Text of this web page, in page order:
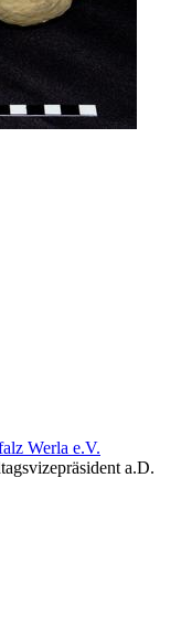
Werla e.V.
a.D.